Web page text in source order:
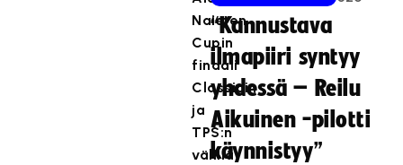
Naisten
Cupin
finaali
Classicin
ja
TPS:n
välillä
“Kannustava
ilmapiiri syntyy
yhdessä – Reilu
Aikuinen -pilotti
käynnistyy”